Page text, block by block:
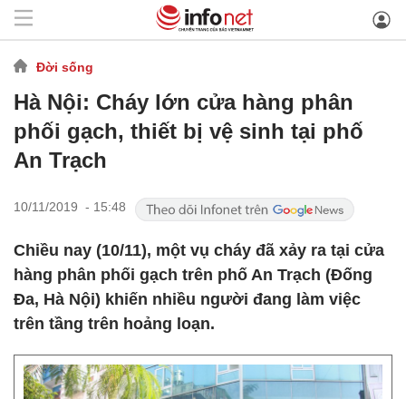
Đời sống
Hà Nội: Cháy lớn cửa hàng phân
phối gạch, thiết bị vệ sinh tại phố
An Trạch
10/11/2019 - 15:48
Chiều nay (10/11), một vụ cháy đã xảy ra tại cửa
hàng phân phối gạch trên phố An Trạch (Đống
Đa, Hà Nội) khiến nhiều người đang làm việc
trên tầng trên hoảng loạn.